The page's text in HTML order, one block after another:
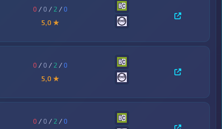
0 / 0 / 2 /0
5,0 ★
0 / 0 / 2 /0
5,0 ★
0 / 0 / 2 /0